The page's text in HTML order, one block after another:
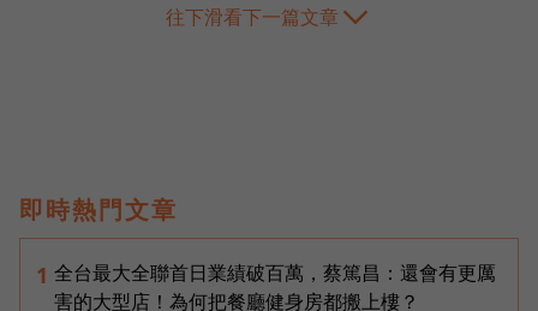
往下滑看下一篇文章
即時熱門文章
1 全台最大全聯首日業績破百萬，蔡篤昌：還會有更厲
害的大型店！為何把餐廳健身房都搬上樓？